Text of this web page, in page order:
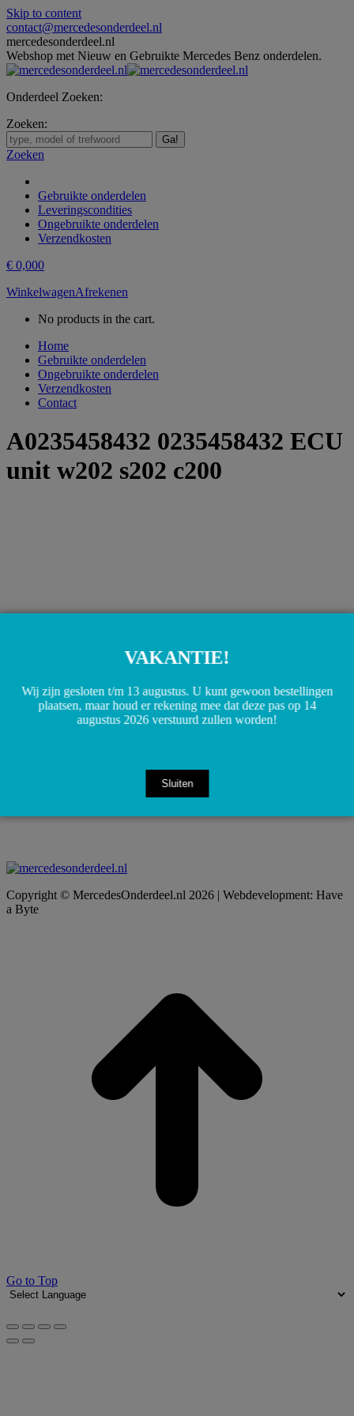
Skip to content
contact@mercedesonderdeel.nl
mercedesonderdeel.nl
Webshop met Nieuw en Gebruikte Mercedes Benz onderdelen.
Onderdeel Zoeken:
Zoeken:
Zoeken
Gebruikte onderdelen
Leveringscondities
Ongebruikte onderdelen
Verzendkosten
€ 0,000
WinkelwagenAfrekenen
No products in the cart.
Home
Gebruikte onderdelen
Ongebruikte onderdelen
Verzendkosten
Contact
A0235458432 0235458432 ECU
unit w202 s202 c200
Copyright © MercedesOnderdeel.nl 2026 | Webdevelopment: Have
a Byte
Go to Top
VAKANTIE!
Wij zijn gesloten t/m 13 augustus. U kunt gewoon bestellingen
plaatsen, maar houd er rekening mee dat deze pas op 14
augustus 2026 verstuurd zullen worden!
Sluiten